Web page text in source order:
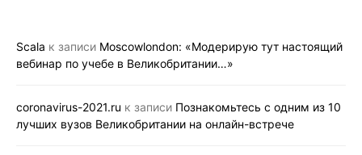
Scala к записи Moscowlondon: «Модерирую тут настоящий
вебинар по учебе в Великобритании…»
coronavirus-2021.ru к записи Познакомьтесь с одним из 10
лучших вузов Великобритании на онлайн-встрече